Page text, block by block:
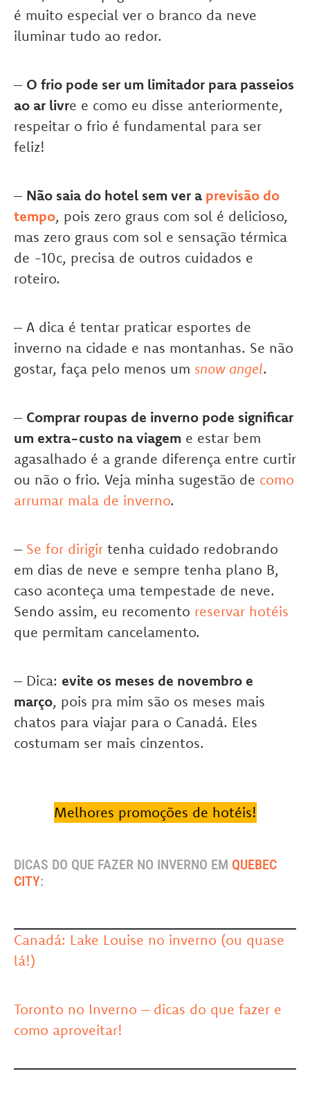
é muito especial ver o branco da neve
iluminar tudo ao redor.
– O frio pode ser um limitador para passeios
ao ar livre e como eu disse anteriormente,
respeitar o frio é fundamental para ser
feliz!
– Não saia do hotel sem ver a previsão do
tempo, pois zero graus com sol é delicioso,
mas zero graus com sol e sensação térmica
de -10c, precisa de outros cuidados e
roteiro.
– A dica é tentar praticar esportes de
inverno na cidade e nas montanhas. Se não
gostar, faça pelo menos um snow angel.
– Comprar roupas de inverno pode significar
um extra-custo na viagem e estar bem
agasalhado é a grande diferença entre curtir
ou não o frio. Veja minha sugestão de como
arrumar mala de inverno.
– Se for dirigir tenha cuidado redobrando
em dias de neve e sempre tenha plano B,
caso aconteça uma tempestade de neve.
Sendo assim, eu recomento reservar hotéis
que permitam cancelamento.
– Dica: evite os meses de novembro e
março, pois pra mim são os meses mais
chatos para viajar para o Canadá. Eles
costumam ser mais cinzentos.
Melhores promoções de hotéis!
DICAS DO QUE FAZER NO INVERNO EM QUEBEC
CITY:
Canadá: Lake Louise no inverno (ou quase
lá!)
Toronto no Inverno – dicas do que fazer e
como aproveitar!